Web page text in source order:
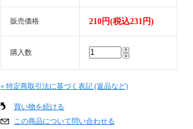
販売価格 210円(税込231円)
購入数
» 特定商取引法に基づく表記 (返品など)
買い物を続ける
この商品について問い合わせる